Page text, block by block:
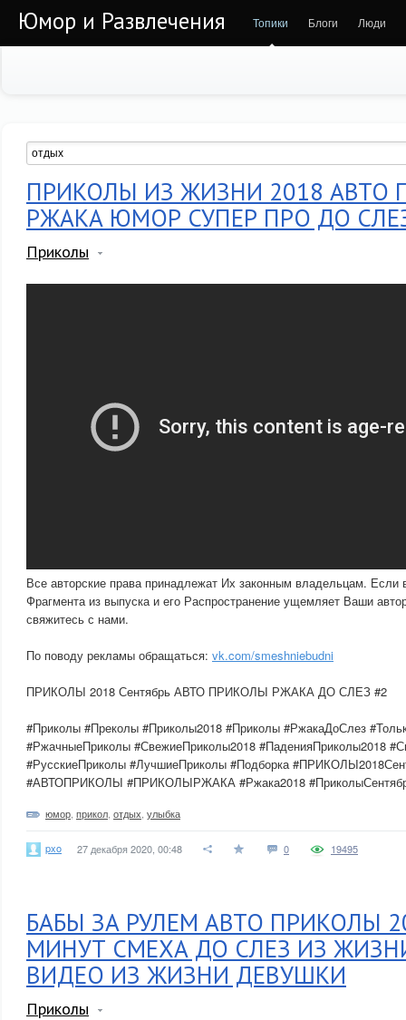
Юмор и Развлечения Топики Блоги Люди
ПРИКОЛЫ ИЗ ЖИЗНИ 2018 АВТО
РЖАКА ЮМОР СУПЕР ПРО ДО
Приколы
Все авторские права принадлежат Их законным владельцам. Если
Фрагмента из выпуска и его Распространение ущемляет Ваши
свяжитесь с нами.
По поводу рекламы обращаться: vk.com/smeshniebudni
ПРИКОЛЫ 2018 Сентябрь АВТО ПРИКОЛЫ РЖАКА ДО СЛЕЗ #2
#Приколы #Преколы #Приколы2018 #Приколы #РжакаДоСлез
#РжачныеПриколы #СвежиеПриколы2018 #ПаденияПриколы2018
#РусскиеПриколы #ЛучшиеПриколы #Подборка
#АВТОПРИКОЛЫ #ПРИКОЛЫРЖАКА #Ржака2018
юмор прикол отдых улыбка
pxo 27 декабря 2020, 00:48 0 19495
БАБЫ ЗА РУЛЕМ АВТО ПРИКОЛЫ
МИНУТ СМЕХА ДО СЛЕЗ ИЗ
ВИДЕО ИЗ ЖИЗНИ ДЕВУШКИ
Приколы